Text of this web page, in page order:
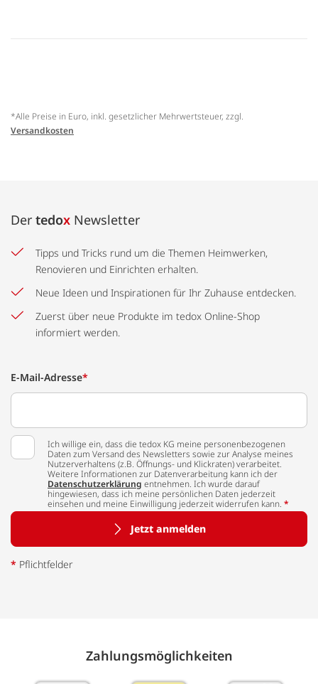
*Alle Preise in Euro, inkl. gesetzlicher Mehrwertsteuer, zzgl.
Versandkosten
Der tedox Newsletter
Tipps und Tricks rund um die Themen Heimwerken,
Renovieren und Einrichten erhalten.
Neue Ideen und Inspirationen für Ihr Zuhause entdecken.
Zuerst über neue Produkte im tedox Online-Shop
informiert werden.
E-Mail-Adresse*
Ich willige ein, dass die tedox KG meine personenbezogenen
Daten zum Versand des Newsletters sowie zur Analyse meines
Nutzerverhaltens (z.B. Öffnungs- und Klickraten) verarbeitet.
Weitere Informationen zur Datenverarbeitung kann ich der
Datenschutzerklärung entnehmen. Ich wurde darauf
hingewiesen, dass ich meine persönlichen Daten jederzeit
einsehen und meine Einwilligung jederzeit widerrufen kann. *
Jetzt anmelden
* Pflichtfelder
Zahlungs­möglich­keiten